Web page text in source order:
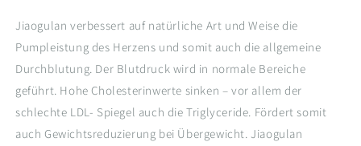
Jiaogulan verbessert auf natürliche Art und Weise die
Pumpleistung des Herzens und somit auch die allgemeine
Durchblutung. Der Blutdruck wird in normale Bereiche
geführt. Hohe Cholesterinwerte sinken – vor allem der
schlechte LDL- Spiegel auch die Triglyceride. Fördert somit
auch Gewichtsreduzierung bei Übergewicht. Jiaogulan